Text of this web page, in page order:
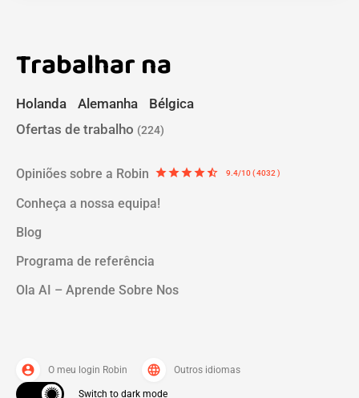
Trabalhar na
Holanda Alemanha
Bélgica
Ofertas de trabalho (224)
Opiniões sobre a Robin starstarstarstarstar_half 9.4/10 ( 4032 )
Conheça a nossa equipa!
Blog
Programa de referência
Ola AI – Aprende Sobre Nos
account_circle O meu login Robin language Outros idiomas
Switch to dark mode